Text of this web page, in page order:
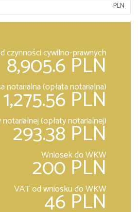
PLN
czynności cywilno-prawnych
8,905.6 PLN
notarialna (opłata notarialna)
1,275.56 PLN
(opłaty notarialnej)
293.38 PLN
Wniosek do WKW
200 PLN
VAT od wniosku do WKW
46 PLN